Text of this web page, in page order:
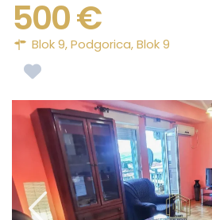
500 €
Blok 9,Podgorica,Blok 9